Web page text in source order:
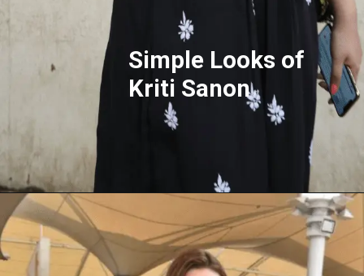
Simple Looks of
Kriti Sanon